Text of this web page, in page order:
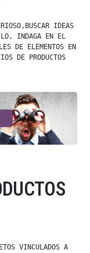
IDEAS
INDAGA EN EL
DE ELEMENTOS EN
DE PRODUCTOS
VINCULADOS A